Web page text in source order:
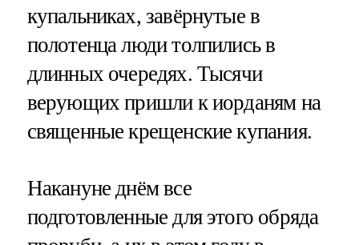
купальниках, завёрнутые в
полотенца люди толпились в
длинных очередях. Тысячи
верующих пришли к иорданям на
священные крещенские купания.
Накануне днём все
подготовленные для этого обряда